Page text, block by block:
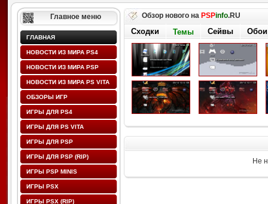
Главное меню
ГЛАВНАЯ
НОВОСТИ ИЗ МИРА PS4
НОВОСТИ ИЗ МИРА PSP
НОВОСТИ ИЗ МИРА PS VITA
ОБЗОРЫ ИГР
ИГРЫ ДЛЯ PS4
ИГРЫ ДЛЯ PS VITA
ИГРЫ ДЛЯ PSP
ИГРЫ ДЛЯ PSP (RIP)
ИГРЫ PSP MINIS
ИГРЫ PSX
ИГРЫ PSX (RIP)
Обзор нового на PSPinfo.RU
Сходки Темы Сейвы Обои
Не